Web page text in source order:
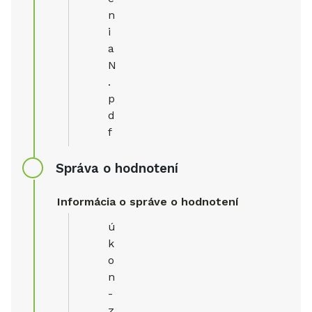
n
i
a
N
.
p
d
f
Správa o hodnotení
Informácia o správe o hodnotení
ú
k
o
n
-